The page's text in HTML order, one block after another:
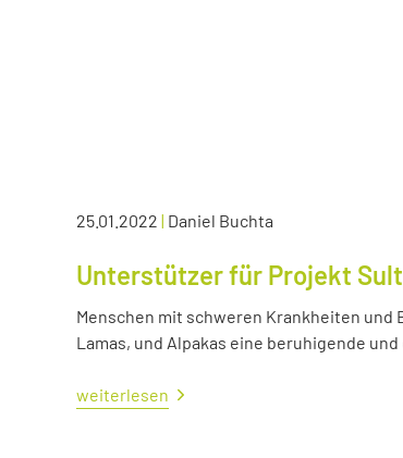
25.01.2022 | Daniel Buchta
Unterstützer für Projekt
Menschen mit schweren Krankheiten
Lamas, und Alpakas eine beruhigende
weiterlesen